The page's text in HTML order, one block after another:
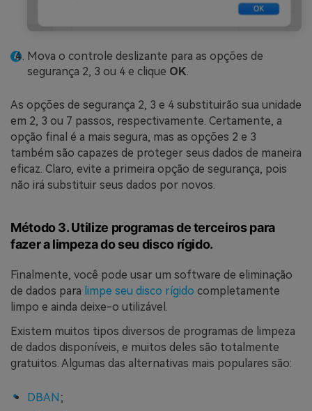
Mova o controle deslizante para as opções de
segurança 2, 3 ou 4 e clique OK
As opções de segurança 2, 3 e 4 substituirão sua unidade
em 2, 3 ou 7 passos, respectivamente. Certamente, a
opção final é a mais segura, mas as opções 2 e 3
também são capazes de proteger seus dados de maneira
eficaz. Claro, evite a primeira opção de segurança, pois
não irá substituir seus dados por novos.
Método 3. Utilize programas de terceiros para
fazer a limpeza do seu disco rígido.
Finalmente, você pode usar um software de eliminação
de dados para limpe seu disco rígido completamente
limpo e ainda deixe-o utilizável.
Existem muitos tipos diversos de programas de limpeza
de dados disponíveis, e muitos deles são totalmente
gratuitos. Algumas das alternativas mais populares são:
DBAN ;